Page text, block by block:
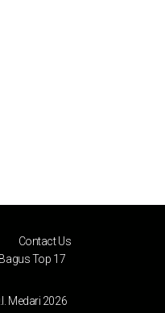
Contact Us
Top 17
Medari 2026